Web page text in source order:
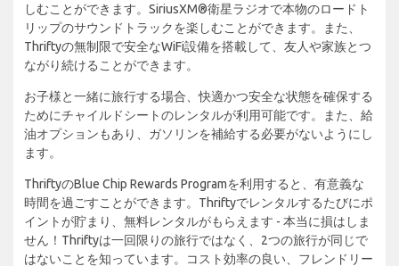
しむことができます。SiriusXM®衛星ラジオで本物のロードト
リップのサウンドトラックを楽しむことができます。また、
Thriftyの無制限で安全なWiFi設備を搭載して、友人や家族とつ
ながり続けることができます。
お子様と一緒に旅行する場合、快適かつ安全な状態を確保する
ためにチャイルドシートのレンタルが利用可能です。また、給
油オプションもあり、ガソリンを補給する必要がないようにし
ます。
ThriftyのBlue Chip Rewards Programを利用すると、有意義な
時間を過ごすことができます。Thriftyでレンタルするたびにポ
イントが貯まり、無料レンタルがもらえます - 本当に損はしま
せん！Thriftyは一回限りの旅行ではなく、2つの旅行が同じで
はないことを知っています。コスト効率の良い、フレンドリー